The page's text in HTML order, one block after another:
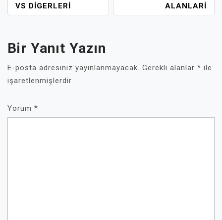
VS DIGERLERI
ALANLARI
Bir Yanıt Yazın
E-posta adresiniz yayınlanmayacak. Gerekli alanlar * ile
işaretlenmişlerdir
Yorum *